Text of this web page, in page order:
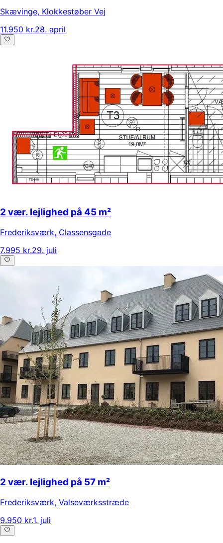
Skævinge, Klokkestøber Vej
11.950 kr.28. april
2 vær. lejlighed på 45 m²
Frederiksværk, Classensgade
7.995 kr.29. juli
2 vær. lejlighed på 57 m²
Frederiksværk, Valseværksstræde
9.950 kr.1. juli